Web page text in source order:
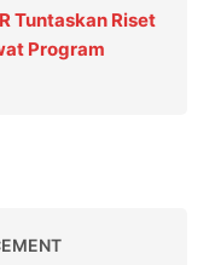
Tuntaskan Riset
Program